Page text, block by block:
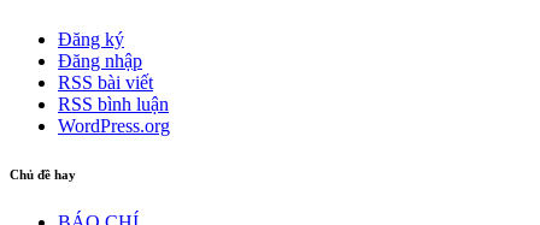
Đăng ký
Đăng nhập
RSS bài viết
RSS bình luận
WordPress.org
Chủ đề hay